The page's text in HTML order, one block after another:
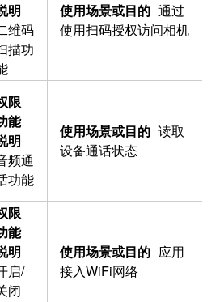
维码
描功
通过
使用扫码授权访问相机
频通
功能
读取
设备通话状态
启/
闭
应用
接入WiFi网络